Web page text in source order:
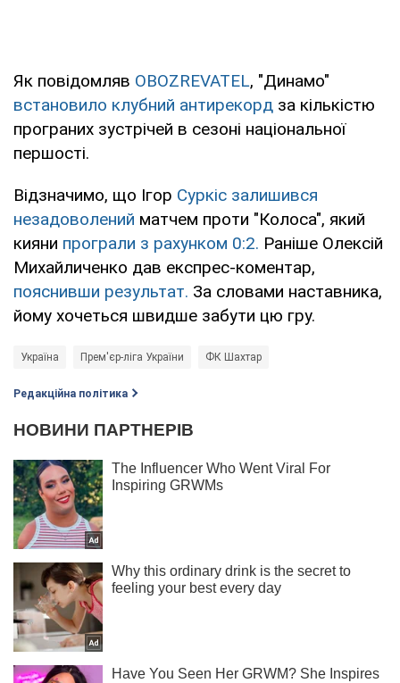
Як повідомляв OBOZREVATEL, "Динамо"
встановило клубний антирекорд за кількістю
програних зустрічей в сезоні національної
першості.
Відзначимо, що Ігор Суркіс залишився
незадоволений матчем проти "Колоса", який
кияни програли з рахунком 0:2. Раніше Олексій
Михайличенко дав експрес-коментар,
пояснивши результат. За словами наставника,
йому хочеться швидше забути цю гру.
Україна Прем'єр-ліга України ФК Шахтар
Редакційна політика